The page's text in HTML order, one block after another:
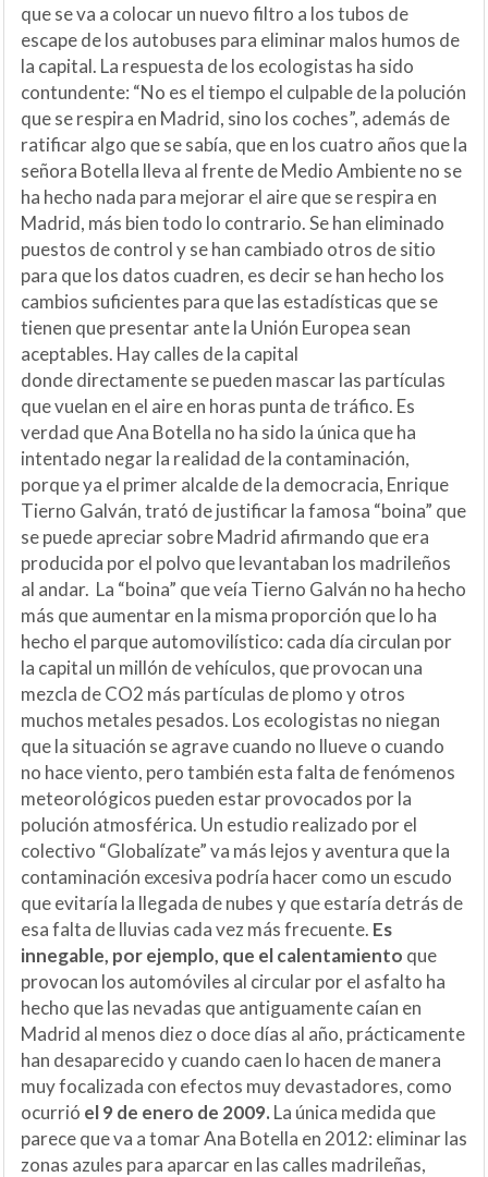
que se va a colocar un nuevo filtro a los tubos de
escape de los autobuses para eliminar malos humos de
la capital. La respuesta de los ecologistas ha sido
contundente: “No es el tiempo el culpable de la polución
que se respira en Madrid, sino los coches”, además de
ratificar algo que se sabía, que en los cuatro años que la
señora Botella lleva al frente de Medio Ambiente no se
ha hecho nada para mejorar el aire que se respira en
Madrid, más bien todo lo contrario. Se han eliminado
puestos de control y se han cambiado otros de sitio
para que los datos cuadren, es decir se han hecho los
cambios suficientes para que las estadísticas que se
tienen que presentar ante la Unión Europea sean
aceptables. Hay calles de la capital
donde directamente se pueden mascar las partículas
que vuelan en el aire en horas punta de tráfico. Es
verdad que Ana Botella no ha sido la única que ha
intentado negar la realidad de la contaminación,
porque ya el primer alcalde de la democracia, Enrique
Tierno Galván, trató de justificar la famosa “boina” que
se puede apreciar sobre Madrid afirmando que era
producida por el polvo que levantaban los madrileños
al andar. La “boina” que veía Tierno Galván no ha hecho
más que aumentar en la misma proporción que lo ha
hecho el parque automovilístico: cada día circulan por
la capital un millón de vehículos, que provocan una
mezcla de CO2 más partículas de plomo y otros
muchos metales pesados. Los ecologistas no niegan
que la situación se agrave cuando no llueve o cuando
no hace viento, pero también esta falta de fenómenos
meteorológicos pueden estar provocados por la
polución atmosférica. Un estudio realizado por el
colectivo “Globalízate” va más lejos y aventura que la
contaminación excesiva podría hacer como un escudo
que evitaría la llegada de nubes y que estaría detrás de
esa falta de lluvias cada vez más frecuente. Es
innegable, por ejemplo, que el calentamiento que
provocan los automóviles al circular por el asfalto ha
hecho que las nevadas que antiguamente caían en
Madrid al menos diez o doce días al año, prácticamente
han desaparecido y cuando caen lo hacen de manera
muy focalizada con efectos muy devastadores, como
ocurrió el 9 de enero de 2009. La única medida que
parece que va a tomar Ana Botella en 2012: eliminar las
zonas azules para aparcar en las calles madrileñas,